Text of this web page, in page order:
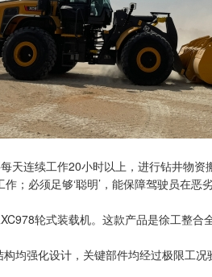
天连续工作20小时以上，进行钻井物
；必须足够‘聪明’，能保障驾驶员在
轮式装载机。这款产品是徐工整
均强化设计，关键部件均经过极限工